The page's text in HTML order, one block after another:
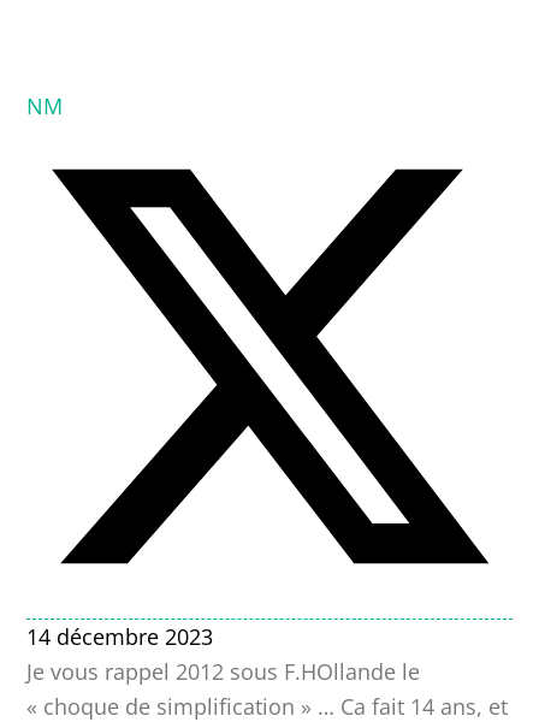
NM
14 décembre 2023
Je vous rappel 2012 sous F.HOllande le
« choque de simplification » … Ca fait 14 ans, et